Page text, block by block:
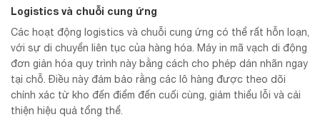
Logistics và chuỗi cung ứng
Các hoạt động logistics và chuỗi cung ứng có thể rất hỗn loạn,
với sự di chuyển liên tục của hàng hóa. Máy in mã vạch di động
đơn giản hóa quy trình này bằng cách cho phép dán nhãn ngay
tại chỗ. Điều này đảm bảo rằng các lô hàng được theo dõi
chính xác từ kho đến điểm đến cuối cùng, giảm thiểu lỗi và cải
thiện hiệu quả tổng thể.